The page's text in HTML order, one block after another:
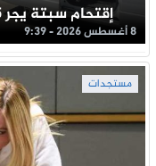
إقتحام سبتة يجر 5 من سائقي الطاكسيات للسجن
8 أغسطس 2026 - 9:39
مستجدات